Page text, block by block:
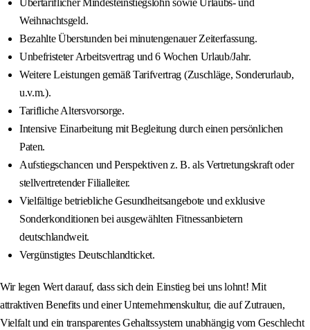
Übertariflicher Mindesteinstiegslohn sowie Urlaubs- und
Weihnachtsgeld.
Bezahlte Überstunden bei minutengenauer Zeiterfassung.
Unbefristeter Arbeitsvertrag und 6 Wochen Urlaub/Jahr.
Weitere Leistungen gemäß Tarifvertrag (Zuschläge, Sonderurlaub,
u.v.m.).
Tarifliche Altersvorsorge.
Intensive Einarbeitung mit Begleitung durch einen persönlichen
Paten.
Aufstiegschancen und Perspektiven z. B. als Vertretungskraft oder
stellvertretender Filialleiter.
Vielfältige betriebliche Gesundheitsangebote und exklusive
Sonderkonditionen bei ausgewählten Fitnessanbietern
deutschlandweit.
Vergünstigtes Deutschlandticket.
Wir legen Wert darauf, dass sich dein Einstieg bei uns lohnt! Mit
attraktiven Benefits und einer Unternehmenskultur, die auf Zutrauen,
Vielfalt und ein transparentes Gehaltssystem unabhängig vom Geschlecht